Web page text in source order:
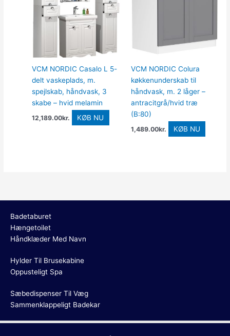
VCM NORDIC Casalo L 5-
delt vaskeplads, m.
spejlskab, håndvask, 3
skabe – hvid melamin
12,189.00kr. KØB NU
VCM NORDIC Colura
køkkenunderskab til
håndvask, m. 2 låger –
antracitgrå/hvid træ
(B:80)
1,489.00kr. KØB NU
Badetaburet
Hængetoilet
Håndklæder Med Navn
Hylder Til Brusekabine
Oppusteligt Spa
Sæbedispenser Til Væg
Sammenklappeligt Badekar